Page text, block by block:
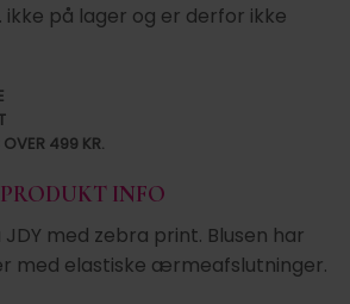
ikke på lager og er derfor ikke
OVER 499 KR.
INFO
med zebra print. Blusen har
med elastiske ærmeafslutninger.